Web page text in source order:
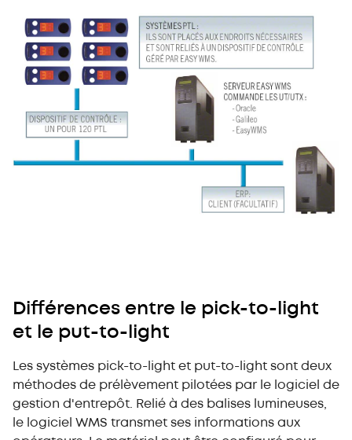
Différences entre le pick-to-light
et le put-to-light
Les systèmes pick-to-light et put-to-light sont deux
méthodes de prélèvement pilotées par le logiciel de
gestion d'entrepôt. Relié à des balises lumineuses,
le logiciel WMS transmet ses informations aux